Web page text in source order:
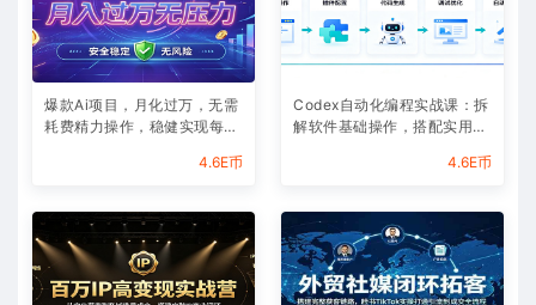
爆款Ai项目，月化过万，无需
耗费精力操作，稳健实现每月
4.6E币
Codex自动化编程实战课：拆
解软件基础操作，搭配实用插
4.6E币